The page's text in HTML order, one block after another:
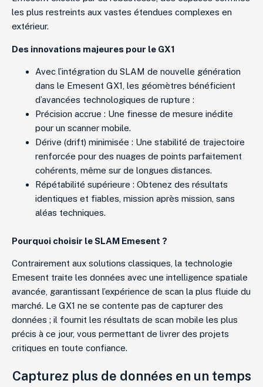
les plus restreints aux vastes étendues complexes en
extérieur.
Des innovations majeures pour le GX1
Avec l’intégration du SLAM de nouvelle génération
dans le Emesent GX1, les géomètres bénéficient
d’avancées technologiques de rupture :
Précision accrue : Une finesse de mesure inédite
pour un scanner mobile.
Dérive (drift) minimisée : Une stabilité de trajectoire
renforcée pour des nuages de points parfaitement
cohérents, même sur de longues distances.
Répétabilité supérieure : Obtenez des résultats
identiques et fiables, mission après mission, sans
aléas techniques.
Pourquoi choisir le SLAM Emesent ?
Contrairement aux solutions classiques, la technologie
Emesent traite les données avec une intelligence spatiale
avancée, garantissant l’expérience de scan la plus fluide du
marché. Le GX1 ne se contente pas de capturer des
données ; il fournit les résultats de scan mobile les plus
précis à ce jour, vous permettant de livrer des projets
critiques en toute confiance.
Capturez plus de données en un temps